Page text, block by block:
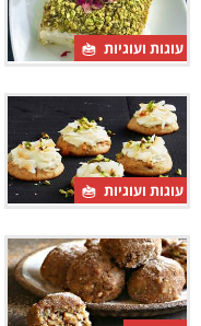
עוגות ועוגיות
עוגות ועוגיות